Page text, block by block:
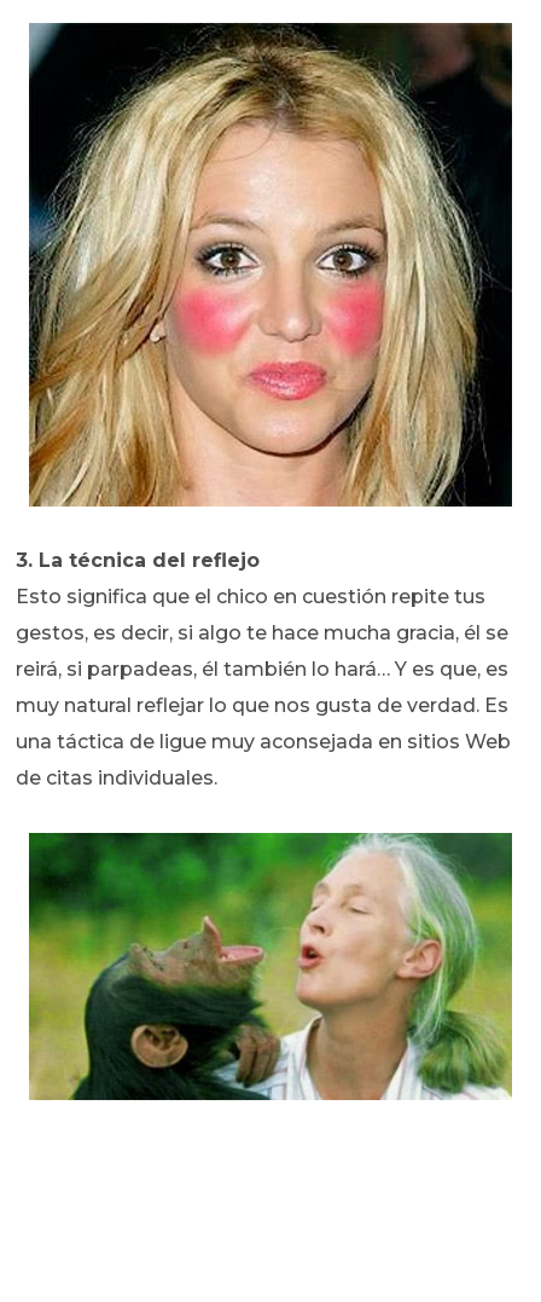
3. La técnica del reflejo
Esto significa que el chico en cuestión repite tus
gestos, es decir, si algo te hace mucha gracia, él se
reirá, si parpadeas, él también lo hará… Y es que, es
muy natural reflejar lo que nos gusta de verdad. Es
una táctica de ligue muy aconsejada en sitios Web
de citas individuales.